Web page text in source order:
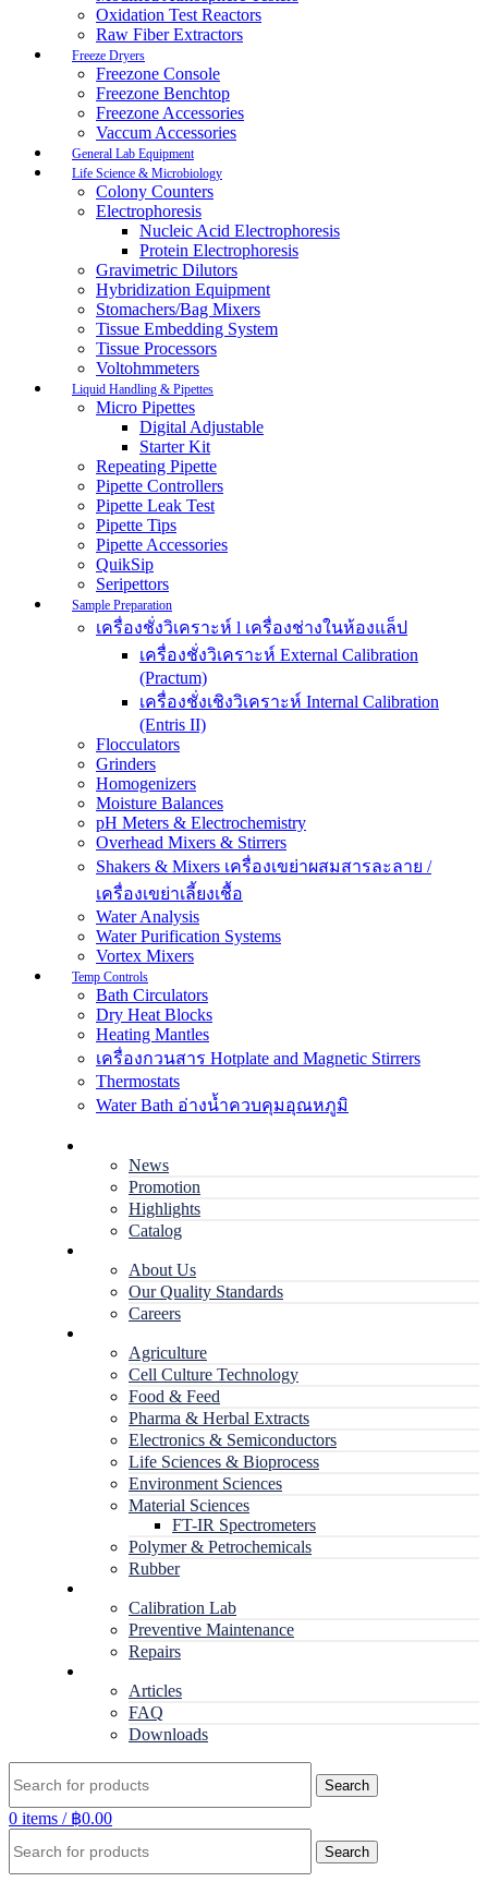
Oxidation Test Reactors
Raw Fiber Extractors
Freeze Dryers
Freezone Console
Freezone Benchtop
Freezone Accessories
Vaccum Accessories
General Lab Equipment
Life Science & Microbiology
Colony Counters
Electrophoresis
Nucleic Acid Electrophoresis
Protein Electrophoresis
Gravimetric Dilutors
Hybridization Equipment
Stomachers/Bag Mixers
Tissue Embedding System
Tissue Processors
Voltohmmeters
Liquid Handling & Pipettes
Micro Pipettes
Digital Adjustable
Starter Kit
Repeating Pipette
Pipette Controllers
Pipette Leak Test
Pipette Tips
Pipette Accessories
QuikSip
Seripettors
Sample Preparation
เครื่องชั่งวิเคราะห์ l เครื่องช่างในห้องแล็ป
เครื่องชั่งวิเคราะห์ External Calibration
(Practum)
เครื่องชั่งเชิงวิเคราะห์ Internal Calibration
(Entris II)
Flocculators
Grinders
Homogenizers
Moisture Balances
pH Meters & Electrochemistry
Overhead Mixers & Stirrers
Shakers & Mixers เครื่องเขย่าผสมสารละลาย /
เครื่องเขย่าเลี้ยงเชื้อ
Water Analysis
Water Purification Systems
Vortex Mixers
Temp Controls
Bath Circulators
Dry Heat Blocks
Heating Mantles
เครื่องกวนสาร Hotplate and Magnetic Stirrers
Thermostats
Water Bath อ่างน้ำควบคุมอุณหภูมิ
News
Promotion
Highlights
Catalog
About Us
Our Quality Standards
Careers
Agriculture
Cell Culture Technology
Food & Feed
Pharma & Herbal Extracts
Electronics & Semiconductors
Life Sciences & Bioprocess
Environment Sciences
Material Sciences
FT-IR Spectrometers
Polymer & Petrochemicals
Rubber
Calibration Lab
Preventive Maintenance
Repairs
Articles
FAQ
Downloads
Search
0 items / ฿0.00
Search